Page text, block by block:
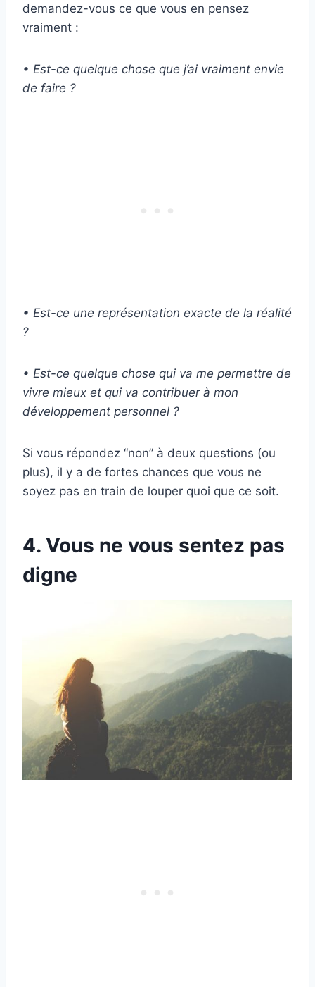
demandez-vous ce que vous en pensez
vraiment :
• Est-ce quelque chose que j’ai vraiment envie
de faire ?
• Est-ce une représentation exacte de la réalité
?
• Est-ce quelque chose qui va me permettre de
vivre mieux et qui va contribuer à mon
développement personnel ?
Si vous répondez “non” à deux questions (ou
plus), il y a de fortes chances que vous ne
soyez pas en train de louper quoi que ce soit.
4. Vous ne vous sentez pas
digne